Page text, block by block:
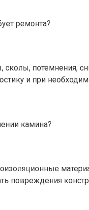
ремонта?
сколы, потемнения,
и при
камина?
повреждения